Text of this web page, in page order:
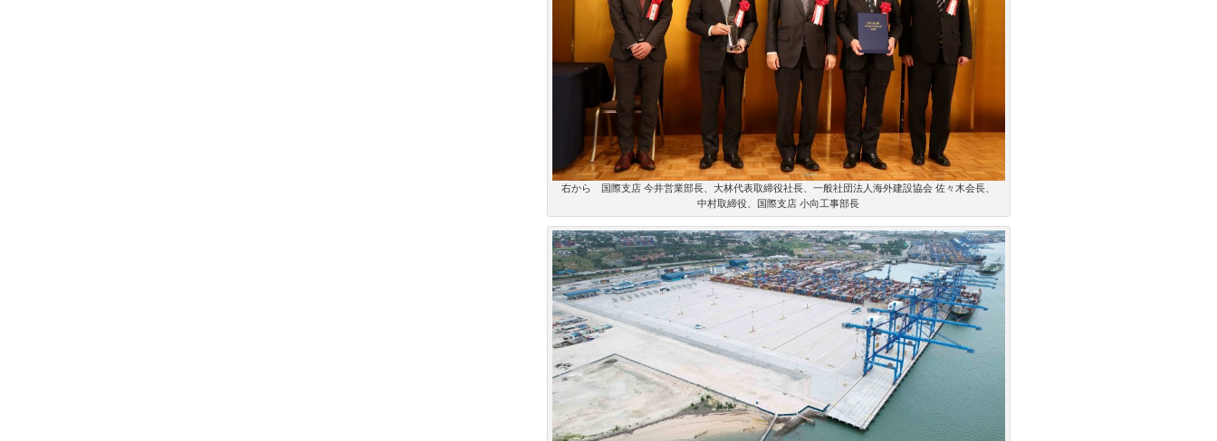
右から 国際支店 今井営業部長、大林代表取締役社長、一般社団法人海外建設協会 佐々木会長、
中村取締役、国際支店 小向工事部長